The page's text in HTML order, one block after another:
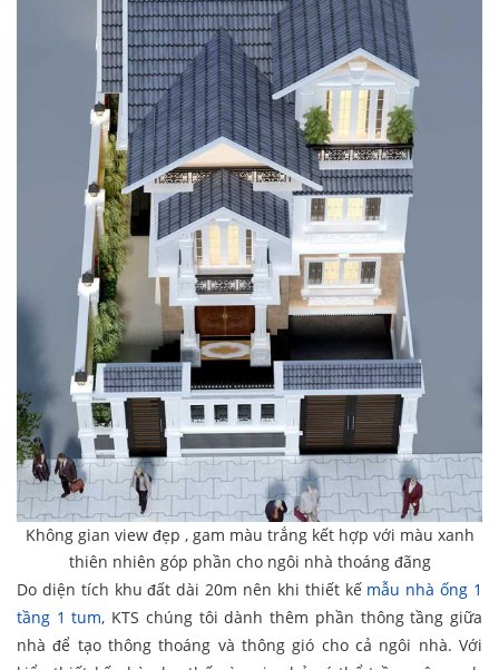
Không gian view đẹp , gam màu trắng kết hợp với màu xanh
thiên nhiên góp phần cho ngôi nhà thoáng đãng
Do diện tích khu đất dài 20m nên khi thiết kế mẫu nhà ống 1
tầng 1 tum, KTS chúng tôi dành thêm phần thông tầng giữa
nhà để tạo thông thoáng và thông gió cho cả ngôi nhà. Với